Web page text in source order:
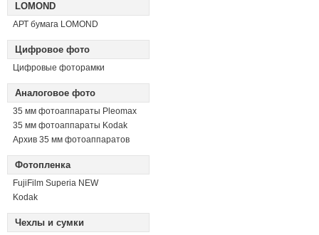
LOMOND
АРТ бумага LOMOND
Цифровое фото
Цифровые фоторамки
Аналоговое фото
35 мм фотоаппараты Pleomax
35 мм фотоаппараты Kodak
Архив 35 мм фотоаппаратов
Фотопленка
FujiFilm Superia NEW
Kodak
Чехлы и сумки